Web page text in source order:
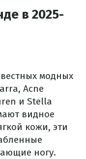
в 2025-
модных
Acne
и Stella
видное
кожи, эти
ногу.